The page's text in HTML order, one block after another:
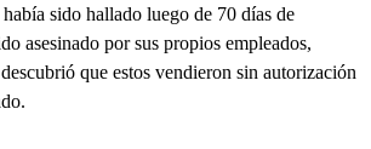
sido hallado luego de 70 días de
asesinado por sus propios empleados,
que estos vendieron sin autorización